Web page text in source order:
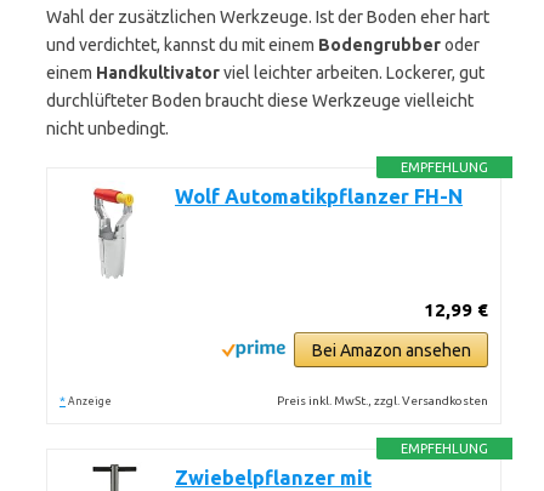
Wahl der zusätzlichen Werkzeuge. Ist der Boden eher hart
und verdichtet, kannst du mit einem Bodengrubberoder
einem Handkultivatorviel leichter arbeiten. Lockerer, gut
durchlüfteter Boden braucht diese Werkzeuge vielleicht
nicht unbedingt.
EMPFEHLUNG
Wolf Automatikpflanzer FH-N
12,99 €
Bei Amazon ansehen
* Anzeige Preis inkl. MwSt., zzgl. Versandkosten
EMPFEHLUNG
Zwiebelpflanzer mit